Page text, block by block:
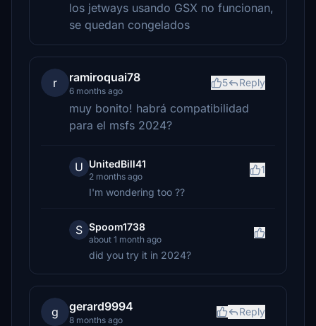
los jetways usando GSX no funcionan,
se quedan congelados
r ramiroquai78
6 months ago
5 Reply
muy bonito! habrá compatibilidad
para el msfs 2024?
U UnitedBill41
2 months ago
1
I'm wondering too ??
S Spoom1738
about 1 month ago
did you try it in 2024?
g gerard9994
8 months ago
Reply